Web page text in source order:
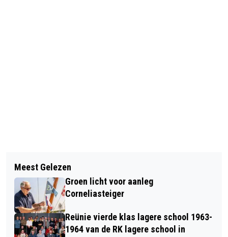
EUROPA KINDERHULP ZOEKT
VAKANTIEGEZINNEN IN BRABANT
FC RIGHT-OH OVERTUIGT MET 3-0
ZEGE OP WDS’19
Meest Gelezen
Groen licht voor aanleg
Corneliasteiger
Reünie vierde klas lagere school 1963-
1964 van de RK lagere school in